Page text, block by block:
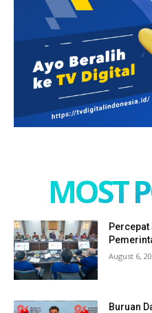
MOST
Percepat
August 6,
Buruan